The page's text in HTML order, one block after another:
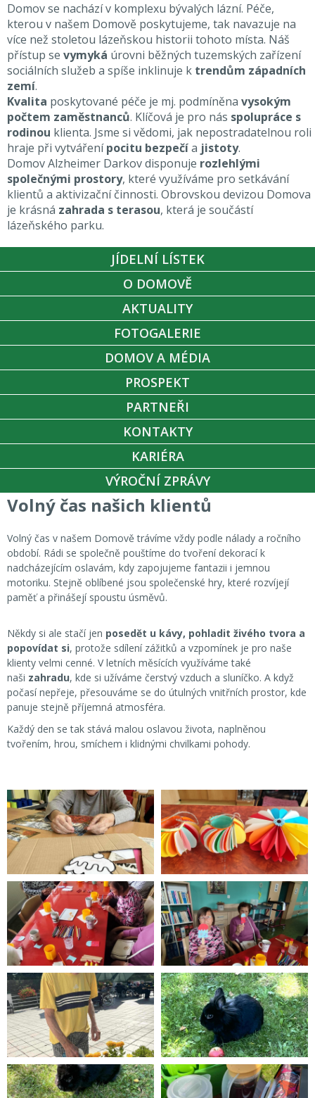
Domov se nachází v komplexu bývalých lázní. Péče,
kterou v našem Domově poskytujeme, tak navazuje na
více než stoletou lázeňskou historii tohoto místa. Náš
přístup se vymyká úrovni běžných tuzemských zařízení
sociálních služeb a spíše inklinuje k trendům západních
zemí.
Kvalita poskytované péče je mj. podmíněna vysokým
počtem zaměstnanců. Klíčová je pro nás spolupráce s
rodinou klienta. Jsme si vědomi, jak nepostradatelnou roli
hraje při vytvářenípocitu bezpečía jistoty.
Domov Alzheimer Darkov disponuje rozlehlými
společnými prostory, které využíváme pro setkávání
klientů a aktivizační činnosti. Obrovskou devizou Domova
je krásná zahrada s terasou, která je součástí
lázeňského parku.
JÍDELNÍ LÍSTEK
O DOMOVĚ
AKTUALITY
FOTOGALERIE
DOMOV A MÉDIA
PROSPEKT
PARTNEŘI
KONTAKTY
KARIÉRA
VÝROČNÍ ZPRÁVY
Volný čas našich klientů
Volný čas v našem Domově trávíme vždy podle nálady a ročního
období. Rádi se společně pouštíme do tvoření dekorací k
nadcházejícím oslavám, kdy zapojujeme fantazii i jemnou
motoriku. Stejně oblíbené jsou společenské hry, které rozvíjejí
paměť a přinášejí spoustu úsměvů.
Někdy si ale stačí jen posedět u kávy, pohladit živého tvora a
popovídat si, protože sdílení zážitků a vzpomínek je pro naše
klienty velmi cenné. V letních měsících využíváme také
naši zahradu, kde si užíváme čerstvý vzduch a sluníčko. A když
počasí nepřeje, přesouváme se do útulných vnitřních prostor, kde
panuje stejně příjemná atmosféra.
Každý den se tak stává malou oslavou života, naplněnou
tvořením, hrou, smíchem i klidnými chvilkami pohody.